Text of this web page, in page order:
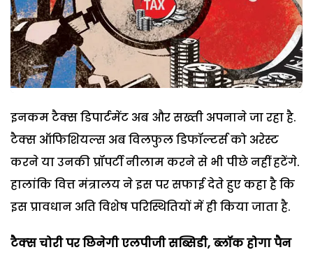
इनकम टैक्स डिपार्टमेंट अब और सख्ती अपनाने जा रहा है.
टैक्स ऑफिशियल्स अब विलफुल डिफॉल्टर्स को अरेस्ट
करने या उनकी प्रॉपर्टी नीलाम करने से भी पीछे नहीं हटेंगे.
हालांकि वित्त मंत्रालय ने इस पर सफाई देते हुए कहा है कि
इस प्रावधान अति विशेष परिस्थितियों में ही किया जाता है.
टैक्‍स चोरी पर छिनेगी एलपीजी सब्सिडी,ब्‍लॉक होगा पैन